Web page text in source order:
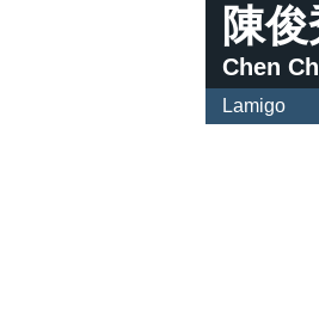
陳
Chen
Lamigo